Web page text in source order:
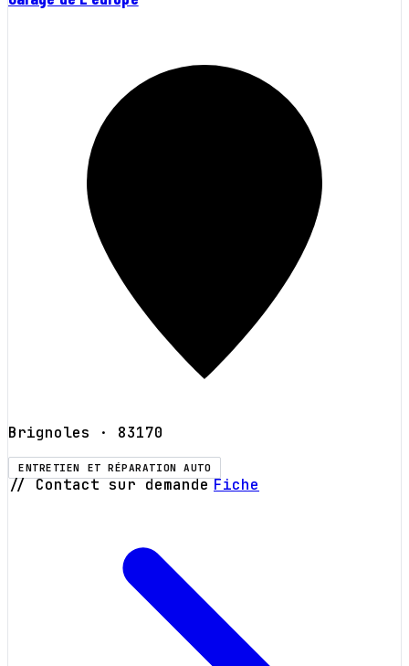
Brignoles · 83170
ENTRETIEN ET RÉPARATION AUTO
// Contact sur demande Fiche